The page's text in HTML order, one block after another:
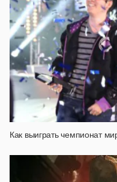
Как выиграть чемпионат